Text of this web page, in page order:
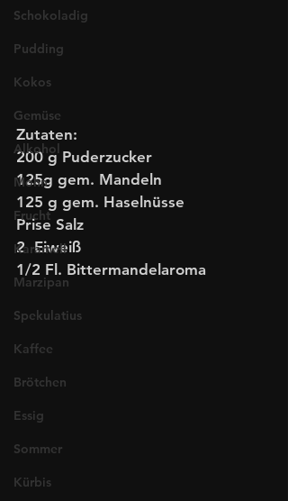
Schokoladig
Pudding
Kokos
Gemüse
Alkohol
Mohn
Frucht
Karamell
Marzipan
Spekulatius
Kaffee
Brötchen
Essig
Sommer
Kürbis
Zutaten:
200 g Puderzucker
125g gem. Mandeln
125 g gem. Haselnüsse
Prise Salz
2  Eiweiß
1/2 Fl. Bittermandelaroma